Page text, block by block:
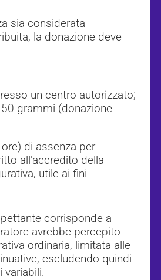
sia considerata
la donazione deve
un centro autorizzato;
grammi (donazione
di assenza per
all’accredito della
utile ai fini
corrisponde a
avrebbe percepito
ordinaria, limitata alle
escludendo quindi
variabili.